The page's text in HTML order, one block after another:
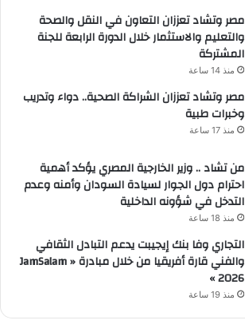
مصر وتشاد تعززان التعاون في النقل والصحة
والتعليم والاستثمار خلال الدورة الرابعة للجنة
المشتركة
منذ 14 ساعة
مصر وتشاد تعززان الشراكة الصحية.. دواء وتدريب
وخبرات طبية
منذ 17 ساعة
من تشاد .. وزير الخارجية المصري يؤكد أهمية
احترام دول الجوار لسيادة السودان وأمنه وعدم
التدخل في شؤونه الداخلية
منذ 18 ساعة
التجاري وفا بنك إيجيبت يدعم التبادل الثقافي
والفني قارة أفريقيا من خلال مبادرة « JamSalam
2026 »
منذ 19 ساعة